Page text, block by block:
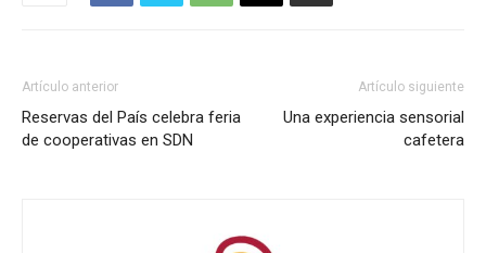
Artículo anterior
Reservas del País celebra feria
de cooperativas en SDN
Artículo siguiente
Una experiencia sensorial
cafetera